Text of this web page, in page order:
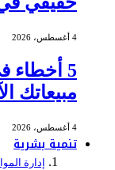
4 أغسطس، 2026
5 أخطاء
مبيعاتك
4 أغسطس، 2026
تنمية بشرية
إدارة